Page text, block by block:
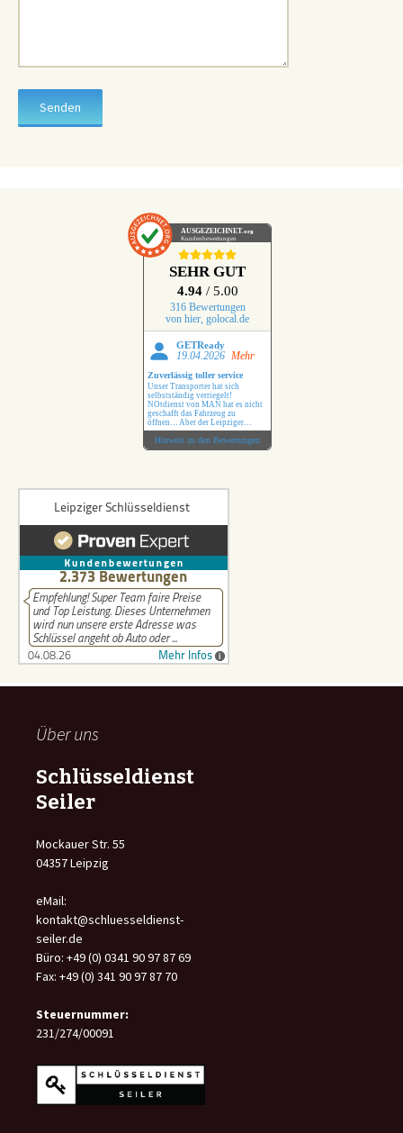
AUSGEZEICHNET.org
Kundenbewertungen
SEHR GUT
4.94 / 5.00
316 Bewertungen
von hier, golocal.de
GETReady
19.04.2026 Mehr
Zuverlässig toller service
Unser Transporter hat sich
selbstständig verriegelt!
NOtdienst von MAN hat es nicht
geschafft das Fahrzeug zu
öffnen… Aber der Leipziger
Schlüsseldienst hat das ohne
Probleme erledigt !
Hinweis zu den Bewertungen
Über uns
Schlüsseldienst
Seiler
Mockauer Str. 55
04357 Leipzig
eMail:
kontakt@schluesseldienst-
seiler.de
Büro: +49 (0) 0341 90 97 87 69
Fax: +49 (0) 341 90 97 87 70
Steuernummer:
231/274/00091